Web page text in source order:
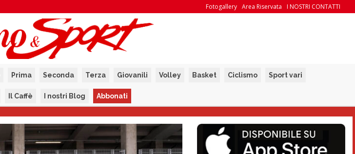
I NOSTRI CONTATTI
Area Riservata
Fotogallery
Prima Seconda Terza Giovanili Volley Basket Ciclismo Sport vari
Il Caffè I nostri Blog Abbonati